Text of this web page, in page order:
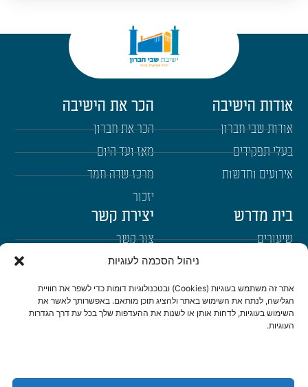
ניהול הסכמה לעוגיות
אתר זה משתמש בעוגיות (Cookies) ובטכנולוגיות דומות כדי לשפר את חוויית
הגלישה, לנתח את השימוש באתר ולהציג תוכן מותאם. באפשרותך לאשר את
השימוש בעוגיות, לדחות אותן או לשנות את ההעדפות שלך בכל עת דרך הגדרות
העוגיות.
אודות הישיבה
אודות שבי חברון
בעלי תפקידים
אירועים וחדשות
הכר את הישיבה
הכר את חברון
מאז ועד היום
מרכז שדה חמד
יזכור
בית מדרש
שיעורים
ימי עיון
יצירת קשר
צור קשר
הרשמה לשבו"ש
היה שותף
דרכי הגעה